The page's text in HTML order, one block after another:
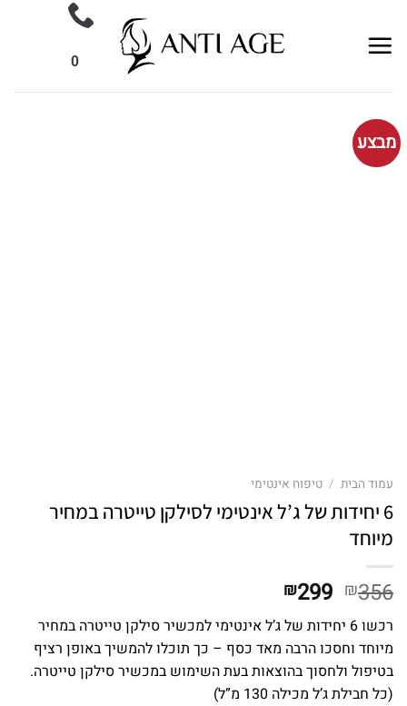
content
0
מבצע
עמוד הבית / טיפוח אינטימי
6 יחידות של ג’ל אינטימי לסילקן טייטרה במחיר
מיוחד
₪356 המחיר
המקורי
היה:
₪356.
₪299
הנוכחי
הוא:
₪299.
רכשו 6 יחידות של ג’ל אינטימי למכשיר סילקן טייטרה במחיר
מיוחד וחסכו הרבה מאד כסף – כך תוכלו להמשיך באופן רציף
בטיפול ולחסוך בהוצאות בעת השימוש במכשיר סילקן טייטרה.
(כל חבילת ג’ל מכילה 130 מ”ל)